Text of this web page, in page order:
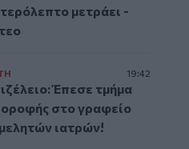
μετράει -
19:42
Έπεσε τμήμα
οροφής στο γραφείο
ιατρών!